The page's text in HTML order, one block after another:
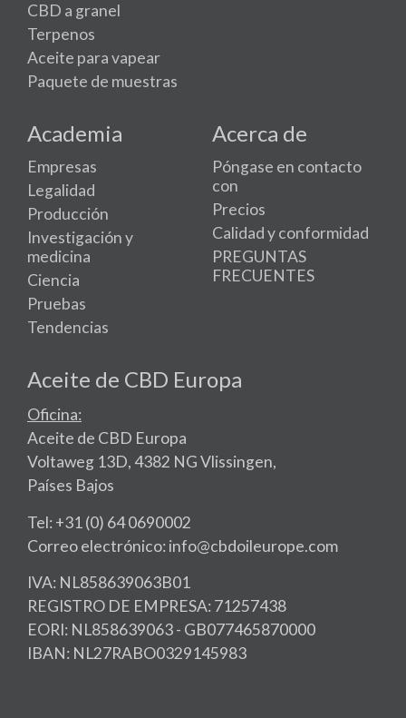
CBD a granel
Terpenos
Aceite para vapear
Paquete de muestras
Academia
Empresas
Legalidad
Producción
Investigación y
medicina
Ciencia
Pruebas
Tendencias
Acerca de
Póngase en contacto
con
Precios
Calidad y conformidad
PREGUNTAS
FRECUENTES
Aceite de CBD Europa
Oficina:
Aceite de CBD Europa
Voltaweg 13D, 4382 NG Vlissingen,
Países Bajos
Tel: +31 (0) 64 0690002
Correo electrónico: info@cbdoileurope.com
IVA: NL858639063B01
REGISTRO DE EMPRESA: 71257438
EORI: NL858639063 - GB077465870000
IBAN: NL27RABO0329145983